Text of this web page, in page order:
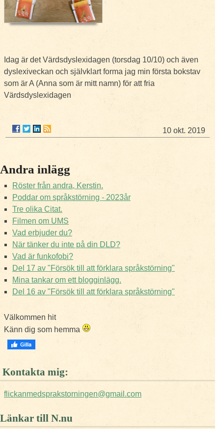
Idag är det Värdsdyslexidagen (torsdag 10/10) och även
dyslexiveckan och självklart forma jag min första bokstav
som är A (Anna som är mitt namn) för att fria
Värdsdyslexidagen
10 okt. 2019
Andra inlägg
Röster från andra, Kerstin.
Poddar om språkstörning - 2023år
Tre olika Citat.
Filmen om UMS
Vad erbjuder du?
När tänker du inte på din DLD?
Vad är funkofobi?
Del 17 av "Försök till att förklara språkstörning"
Mina tankar om ett blogginlägg.
Del 16 av "Försök till att förklara språkstörning"
Välkommen hit
Känn dig som hemma
Kontakta mig:
flickanmedsprakstorningen@gmail.com
Länkar till N.nu